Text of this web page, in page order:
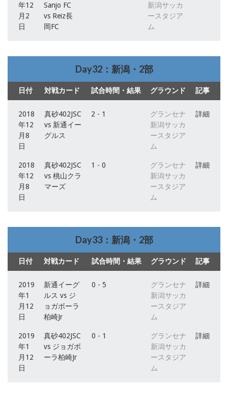
年12
月2
日
Sanjo FC
vs Reiz長
岡FC
新潟サッカ
ースタジア
ム
Day32：新潟・2部
日付 対戦カード 試合時間・結果 グラウンド 記事
2018
年12
月8
日
真砂402JSC
vs 新通イー
グルス
2 - 1
グランセナ
新潟サッカ
ースタジア
ム
詳細
2018
年12
月8
日
真砂402JSC
vs 桃山クラ
マーズ
1 - 0
グランセナ
新潟サッカ
ースタジア
ム
詳細
Day33：新潟・2部
日付 対戦カード 試合時間・結果 グラウンド 記事
2019
年1
月12
日
新通イーグ
ルス vs ジ
ョガボーラ
柏崎Jr
0 - 5
グランセナ
新潟サッカ
ースタジア
ム
詳細
2019
年1
月12
日
真砂402JSC
vs ジョガボ
ーラ柏崎Jr
0 - 1
グランセナ
新潟サッカ
ースタジア
ム
詳細